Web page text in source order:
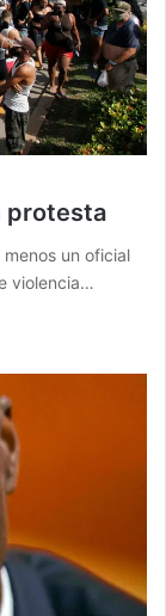
protesta
un oficial
violencia…